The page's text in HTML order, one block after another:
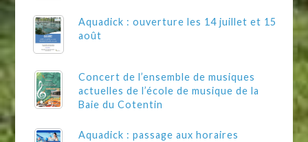
Aquadick : ouverture les 14 juillet et 15
août
Concert de l’ensemble de musiques
actuelles de l’école de musique de la
Baie du Cotentin
Aquadick : passage aux horaires